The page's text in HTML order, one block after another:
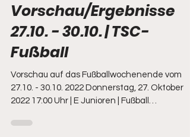
Vorschau/Ergebnisse
27.10. - 30.10. | TSC-
Fußball
Vorschau auf das Fußballwochenende vom
27.10. - 30.10. 2022 Donnerstag, 27. Oktober
2022 17:00 Uhr | E Junioren | Fußball